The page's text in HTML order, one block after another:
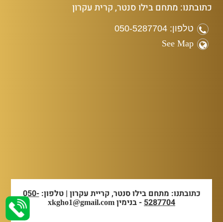
כתובתנו: מתחם בילו סנטר, קרית עקרון
טלפון: 050-5287704
See Map
כתובתנו: מתחם בילו סנטר, קריית עקרון | טלפון:050-
5287704- בנימין xkgho1@gmail.com